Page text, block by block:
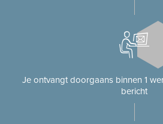
Je ontvangt doorgaans binnen 1
bericht